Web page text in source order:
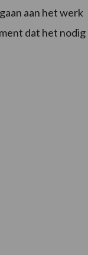
aan het werk
dat het nodig